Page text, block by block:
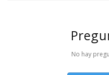
No hay